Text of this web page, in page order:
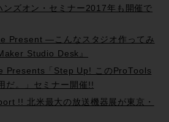
ズオン・セミナー2017年も開催で
Present —こんなスタジオ作ってみ
Studio Desk』
Presents「Step Up! このProTools
だ。」セミナー開催!!
!! 北米最大の放送機器展が東京・